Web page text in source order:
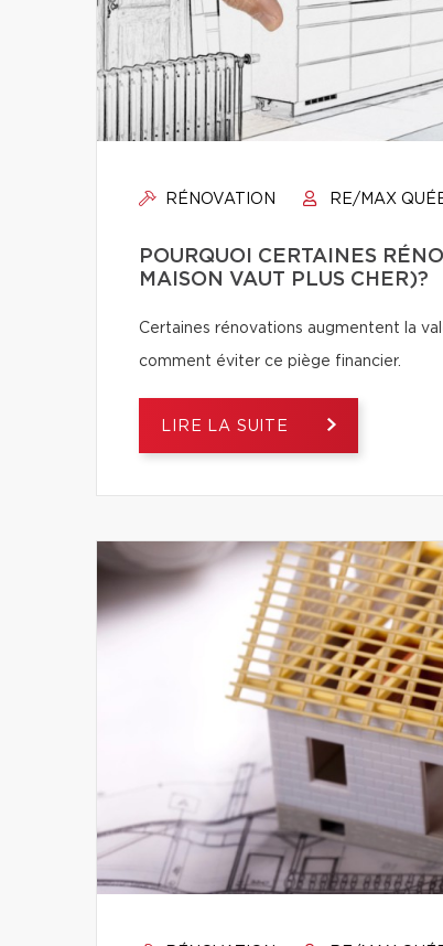
RÉNOVATION RE/MAX
POURQUOI CERTAINES
MAISON VAUT PLUS CHER)?
Certaines rénovations augmentent la
comment éviter ce piège financier.
LIRE LA SUITE